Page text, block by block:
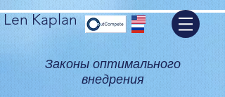
Len Kaplan
Законы оптимального
внедрения